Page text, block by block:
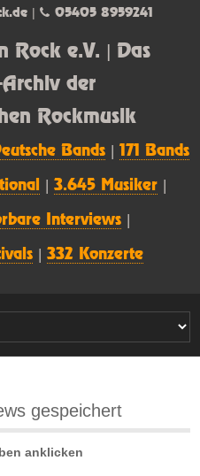
Rock e.V. | Das
der
Rockmusik
Bands |171 Bands
|3.645 Musiker
Interviews
|332 Konzerte
| 05405 8959241
gespeichert
anklicken